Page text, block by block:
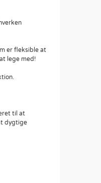
er fleksible at
lege med!
til at
dygtige